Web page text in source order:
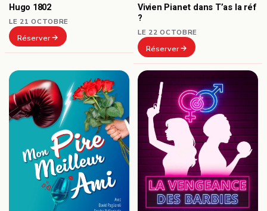
Hugo 1802
LE 21 OCTOBRE
Réserver
Vivien Pianet dans T’as la réf
?
LE 22 OCTOBRE
Réserver